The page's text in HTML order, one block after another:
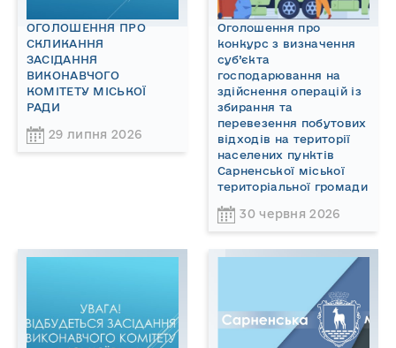
ОГОЛОШЕННЯ ПРО
СКЛИКАННЯ
ЗАСІДАННЯ
ВИКОНАВЧОГО
КОМІТЕТУ МІСЬКОЇ
РАДИ
29 липня 2026
Оголошення про
конкурс з визначення
суб’єкта
господарювання на
здійснення операцій із
збирання та
перевезення побутових
відходів на території
населених пунктів
Сарненської міської
територіальної громади
30 червня 2026